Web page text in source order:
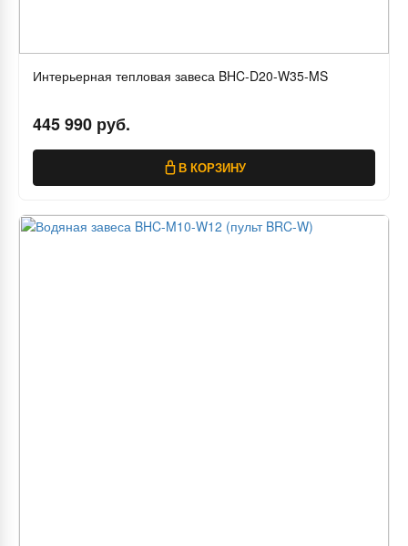
Интерьерная тепловая завеса BHC-D20-W35-MS
445 990 руб.
В КОРЗИНУ